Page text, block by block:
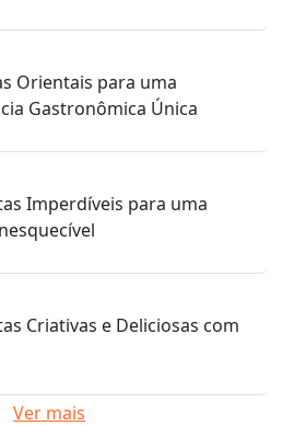
Orientais para uma
Gastronômica Única
Imperdíveis para uma
Criativas e Deliciosas com
Ver mais